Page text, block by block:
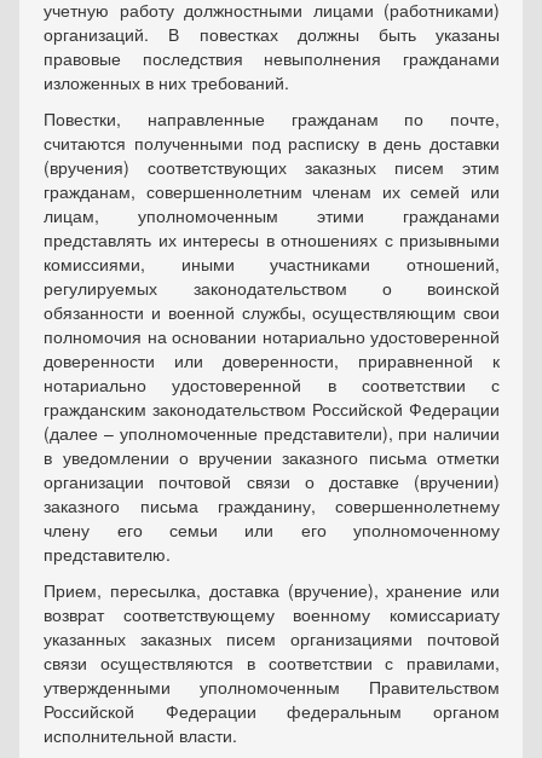
учетную работу должностными лицами (работниками)
организаций. В повестках должны быть указаны
правовые последствия невыполнения гражданами
изложенных в них требований.
Повестки, направленные гражданам по почте,
считаются полученными под расписку в день доставки
(вручения) соответствующих заказных писем этим
гражданам, совершеннолетним членам их семей или
лицам, уполномоченным этими гражданами
представлять их интересы в отношениях с призывными
комиссиями, иными участниками отношений,
регулируемых законодательством о воинской
обязанности и военной службы, осуществляющим свои
полномочия на основании нотариально удостоверенной
доверенности или доверенности, приравненной к
нотариально удостоверенной в соответствии с
гражданским законодательством Российской Федерации
(далее – уполномоченные представители), при наличии
в уведомлении о вручении заказного письма отметки
организации почтовой связи о доставке (вручении)
заказного письма гражданину, совершеннолетнему
члену его семьи или его уполномоченному
представителю.
Прием, пересылка, доставка (вручение), хранение или
возврат соответствующему военному комиссариату
указанных заказных писем организациями почтовой
связи осуществляются в соответствии с правилами,
утвержденными уполномоченным Правительством
Российской Федерации федеральным органом
исполнительной власти.